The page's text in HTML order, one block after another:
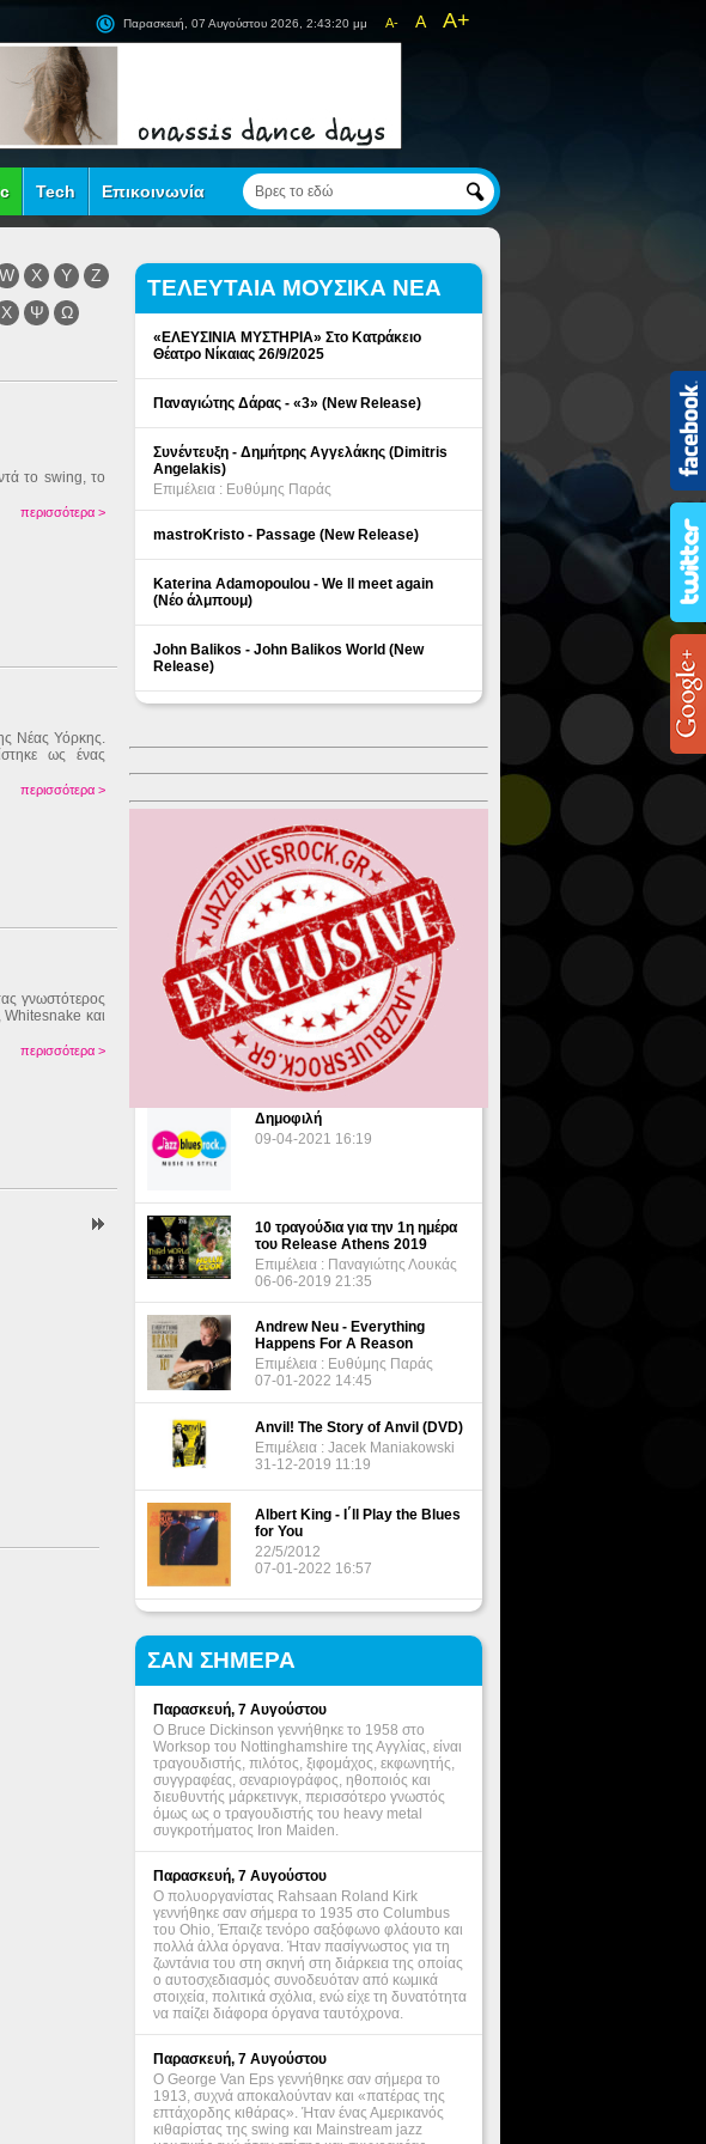
A- A A+
Παρασκευή, 07 Αυγούστου 2026, 2:43:20 μμ
Tech Επικοινωνία
W X Y
Z
Χ Ψ
Ω
το swing, το
περισσότερα >
Νέας Υόρκης.
ως ένας
περισσότερα >
γνωστότερος
και
περισσότερα >
ΤΕΛΕΥΤΑΙΑ ΜΟΥΣΙΚΑ ΝΕΑ
«ΕΛΕΥΣΙΝΙΑ ΜΥΣΤΗΡΙΑ» Στο Κατράκειο
Θέατρο Νίκαιας 26/9/2025
Παναγιώτης Δάρας - «3» (New Release)
Συνέντευξη - Δημήτρης Αγγελάκης (Dimitris
Angelakis)
Επιμέλεια : Ευθύμης Παράς
mastroKristo - Passage (New Release)
Katerina Adamopoulou - We ll meet again
(Νέο άλμπουμ)
John Balikos - John Balikos World (New
Release)
ΔΗΜΟΦΙΛΗ ΘΕΜΑΤΑ
Δημοφιλή
09-04-2021 16:19
10 τραγούδια για την 1η ημέρα
του Release Athens 2019
Επιμέλεια : Παναγιώτης Λουκάς
06-06-2019 21:35
Andrew Neu - Everything
Happens For A Reason
Επιμέλεια : Ευθύμης Παράς
07-01-2022 14:45
Anvil! The Story of Anvil (DVD)
Επιμέλεια : Jacek Maniakowski
31-12-2019 11:19
Albert King - I΄ll Play the Blues
for You
22/5/2012
07-01-2022 16:57
ΣΑΝ ΣΗΜΕΡΑ
Παρασκευή, 7 Αυγούστου
Ο Bruce Dickinson γεννήθηκε το 1958 στο
Worksop του Nottinghamshire της Αγγλίας, είναι
τραγουδιστής, πιλότος, ξιφομάχος, εκφωνητής,
συγγραφέας, σεναριογράφος, ηθοποιός και
διευθυντής μάρκετινγκ, περισσότερο γνωστός
όμως ως ο τραγουδιστής του heavy metal
συγκροτήματος Iron Maiden.
Παρασκευή, 7 Αυγούστου
Ο πολυοργανίστας Rahsaan Roland Kirk
γεννήθηκε σαν σήμερα το 1935 στο Columbus
του Ohio, Έπαιζε τενόρο σαξόφωνο φλάουτο και
πολλά άλλα όργανα. Ήταν πασίγνωστος για τη
ζωντάνια του στη σκηνή στη διάρκεια της οποίας
ο αυτοσχεδιασμός συνοδευόταν από κωμικά
στοιχεία, πολιτικά σχόλια, ενώ είχε τη δυνατότητα
να παίζει διάφορα όργανα ταυτόχρονα.
Παρασκευή, 7 Αυγούστου
Ο George Van Eps γεννήθηκε σαν σήμερα το
1913, συχνά αποκαλούνταν και «πατέρας της
επτάχορδης κιθάρας». Ήταν ένας Αμερικανός
κιθαρίστας της swing και Mainstream jazz